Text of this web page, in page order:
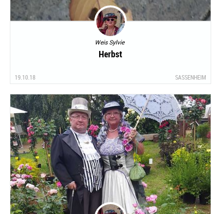
Weis Sylvie
Herbst
19.10.18 SASSENHEIM